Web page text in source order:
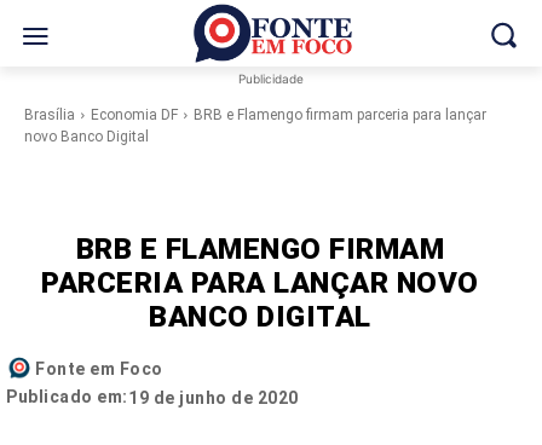
Publicidade
Brasília Economia DF
BRB e Flamengo firmam parceria para lançar
novo Banco Digital
BRB E FLAMENGO FIRMAM
PARCERIA PARA LANÇAR NOVO
BANCO DIGITAL
Fonte em Foco
Publicado em:19 de junho de 2020